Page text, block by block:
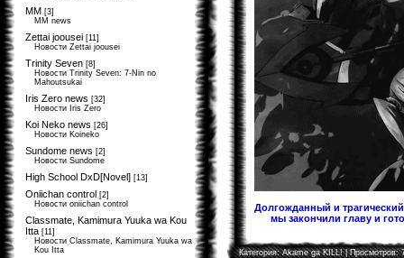
MM [3]
MM news
Zettai joousei [11]
Новости Zettai joousei
Trinity Seven [8]
Новости Trinity Seven: 7-Nin no
Mahoutsukai
Iris Zero news [32]
Новости Iris Zero
Koi Neko news [26]
Новости Koineko
Sundome news [2]
Новости Sundome
High School DxD[Novel] [13]
Oniichan control [2]
Новости oniichan control
Classmate, Kamimura Yuuka wa Kou
Itta [11]
Новости Classmate, Kamimura Yuuka wa
Kou Itta
Долгожданный и
мы закончили главу и
Категория:Akame ga KILL!| Просмотров: